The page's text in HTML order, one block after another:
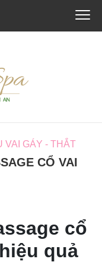
VAI GÁY - THẮT
CỔ VAI
cổ
quả